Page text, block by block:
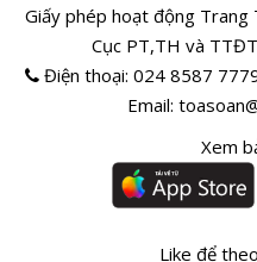
Giấy phép hoạt động
Cục PT,TH và
Điện thoại:024 8587
Email:
Xem
Like để